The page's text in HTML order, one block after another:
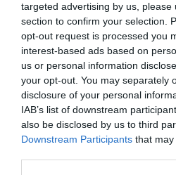
targeted advertising by us, please
section to confirm your selection.
opt-out request is processed you
interest-based ads based on
us or personal information
your opt-out. You may separately
disclosure of your personal
IAB’s list of downstream
also be disclosed by us to third
Downstream Participants that
S Hotel
8.00 km
Hotel
6.30 km
Sehr gut